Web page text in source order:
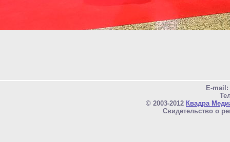
E-mail:
© 2003-2012 Квадра
Свидетельство о